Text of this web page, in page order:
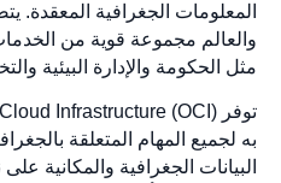
المعلومات الجغرافية المعقدة.
والعالم مجموعة قوية من
مثل الحكومة والإدارة البيئية
به لجميع المهام المتعلقة
البيانات الجغرافية والمكانية